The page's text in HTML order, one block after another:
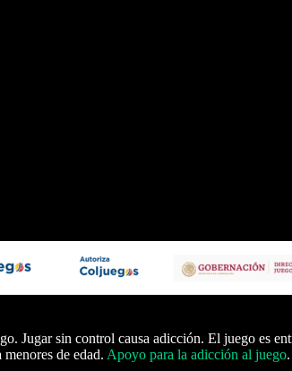
Jugar sin control causa adicción. El juego es
de edad. Apoyo para la adicción al juego.